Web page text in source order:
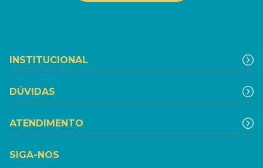
INSTITUCIONAL
DÚVIDAS
ATENDIMENTO
SIGA-NOS